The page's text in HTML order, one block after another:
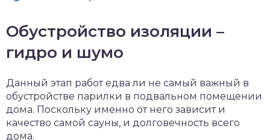
Обустройство изоляции –
гидро и шумо
Данный этап работ едва ли не самый важный в
обустройстве парилки в подвальном помещении
дома. Поскольку именно от него зависит и
качество самой сауны, и долговечность всего
дома.